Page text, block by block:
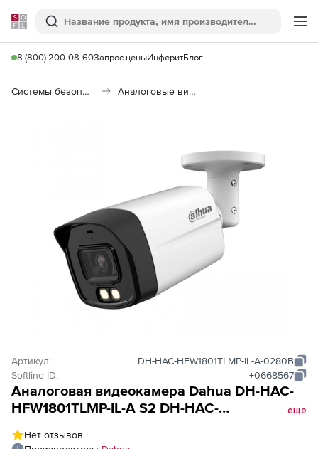
Softline
Поиск
8 (800) 200-08-60Запрос ценыИнферитБлог
Системы безопасности Аналоговые видеокамеры
Артикул:
DH-HAC-HFW1801TLMP-IL-A-0280B
Softline ID:
+0668567
Аналоговая видеокамера Dahua DH-HAC-
HFW1801TLMP-IL-A S2 DH-HAC-
еще
Нет отзывов